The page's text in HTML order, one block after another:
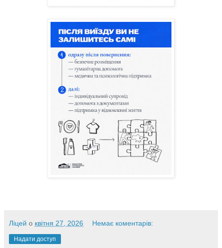
Ліцей о квітня 27, 2026 Немає коментарів:
Надати доступ